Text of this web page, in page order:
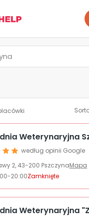
psa i kota
firm
Weterynaryjna
według opinii Google
2,43-200 PszczynaMapa
20:00Zamknięte
Weterynaryjna